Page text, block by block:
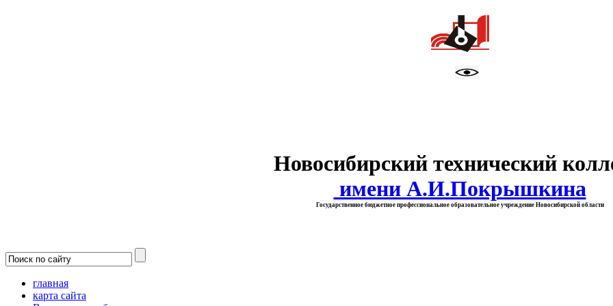
Новосибирский технический
имени А.И.Покрышкина
Государственное бюджетное профессиональное образовательное учреждение Новосибирской области
главная
карта сайта